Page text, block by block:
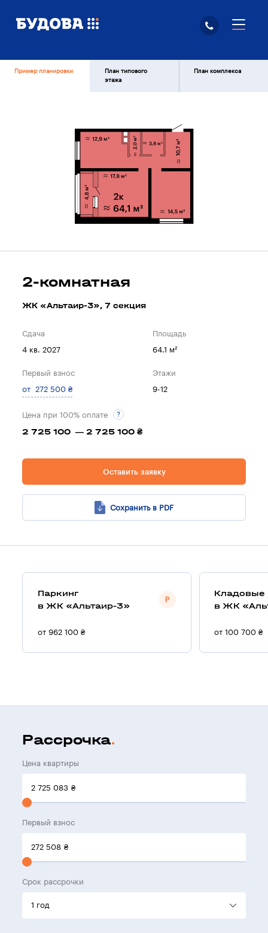
Пример планировки
План типового
этажа
План комплекса
2-комнатная
ЖК «Альтаир-3», 7 секция
Сдача
4 кв. 2027
Площадь
64.1 м²
Первый взнос
от 272 500 ₴
Этажи
9-12
Цена при 100% оплате
2 725 100 — 2 725 100 ₴
Оставить заявку
Сохранить в PDF
Паркинг
в ЖК «Альтаир-3»
от 962 100 ₴
Кладовые
в ЖК
от 100 700 ₴
Рассрочка
Цена квартиры
2 725 083 ₴
Первый взнос
272 508 ₴
Срок рассрочки